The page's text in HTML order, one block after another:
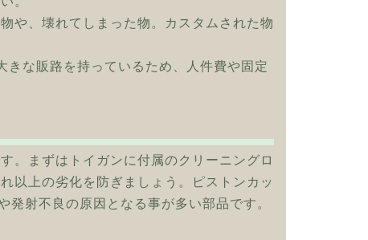
や、壊れてしまった物。カスタムされた物
な販路を持っているため、人件費や固定
。まずはトイガンに付属のクリーニングロ
以上の劣化を防ぎましょう。ピストンカッ
射不良の原因となる事が多い部品です。